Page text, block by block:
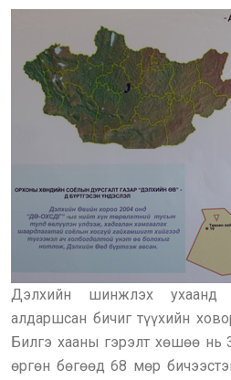
Дэлхийн шинжлэх
алдаршсан бичиг түүхийн
Билгэ хааны гэрэлт хөшөө нь
өргөн бөгөөд 68 мөр